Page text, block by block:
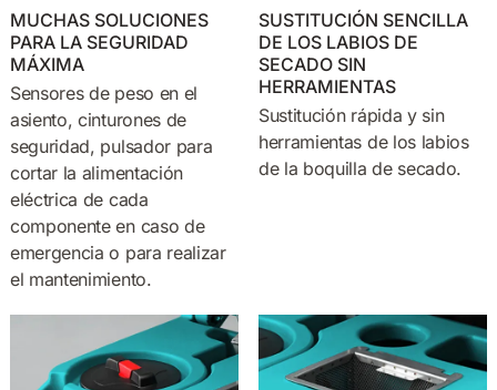
MUCHAS SOLUCIONES
PARA LA SEGURIDAD
MÁXIMA
Sensores de peso en el
asiento, cinturones de
seguridad, pulsador para
cortar la alimentación
eléctrica de cada
componente en caso de
emergencia o para realizar
el mantenimiento.
SUSTITUCIÓN SENCILLA
DE LOS LABIOS DE
SECADO SIN
HERRAMIENTAS
Sustitución rápida y sin
herramientas de los labios
de la boquilla de secado.